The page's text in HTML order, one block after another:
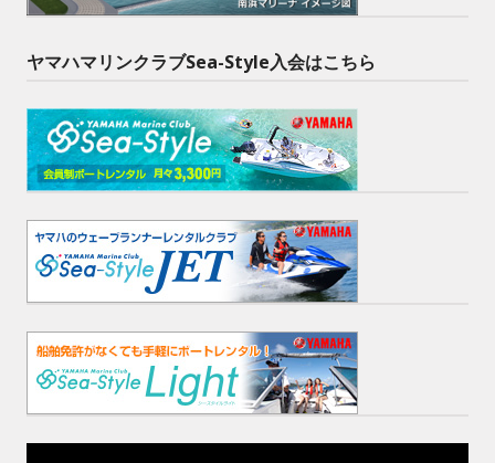
ヤマハマリンクラブSea-Style入会はこちら